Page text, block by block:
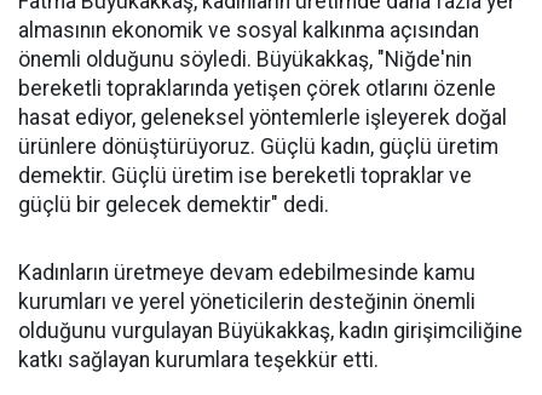
almasının ekonomik ve sosyal kalkınma açısından
önemli olduğunu söyledi. Büyükakkaş, "Niğde'nin
bereketli topraklarında yetişen çörek otlarını özenle
hasat ediyor, geleneksel yöntemlerle işleyerek doğal
ürünlere dönüştürüyoruz. Güçlü kadın, güçlü üretim
demektir. Güçlü üretim ise bereketli topraklar ve
güçlü bir gelecek demektir" dedi.
Kadınların üretmeye devam edebilmesinde kamu
kurumları ve yerel yöneticilerin desteğinin önemli
olduğunu vurgulayan Büyükakkaş, kadın girişimciliğine
katkı sağlayan kurumlara teşekkür etti.